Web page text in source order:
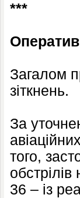
***
Загалом
зіткнень.
За
того,
36 – із